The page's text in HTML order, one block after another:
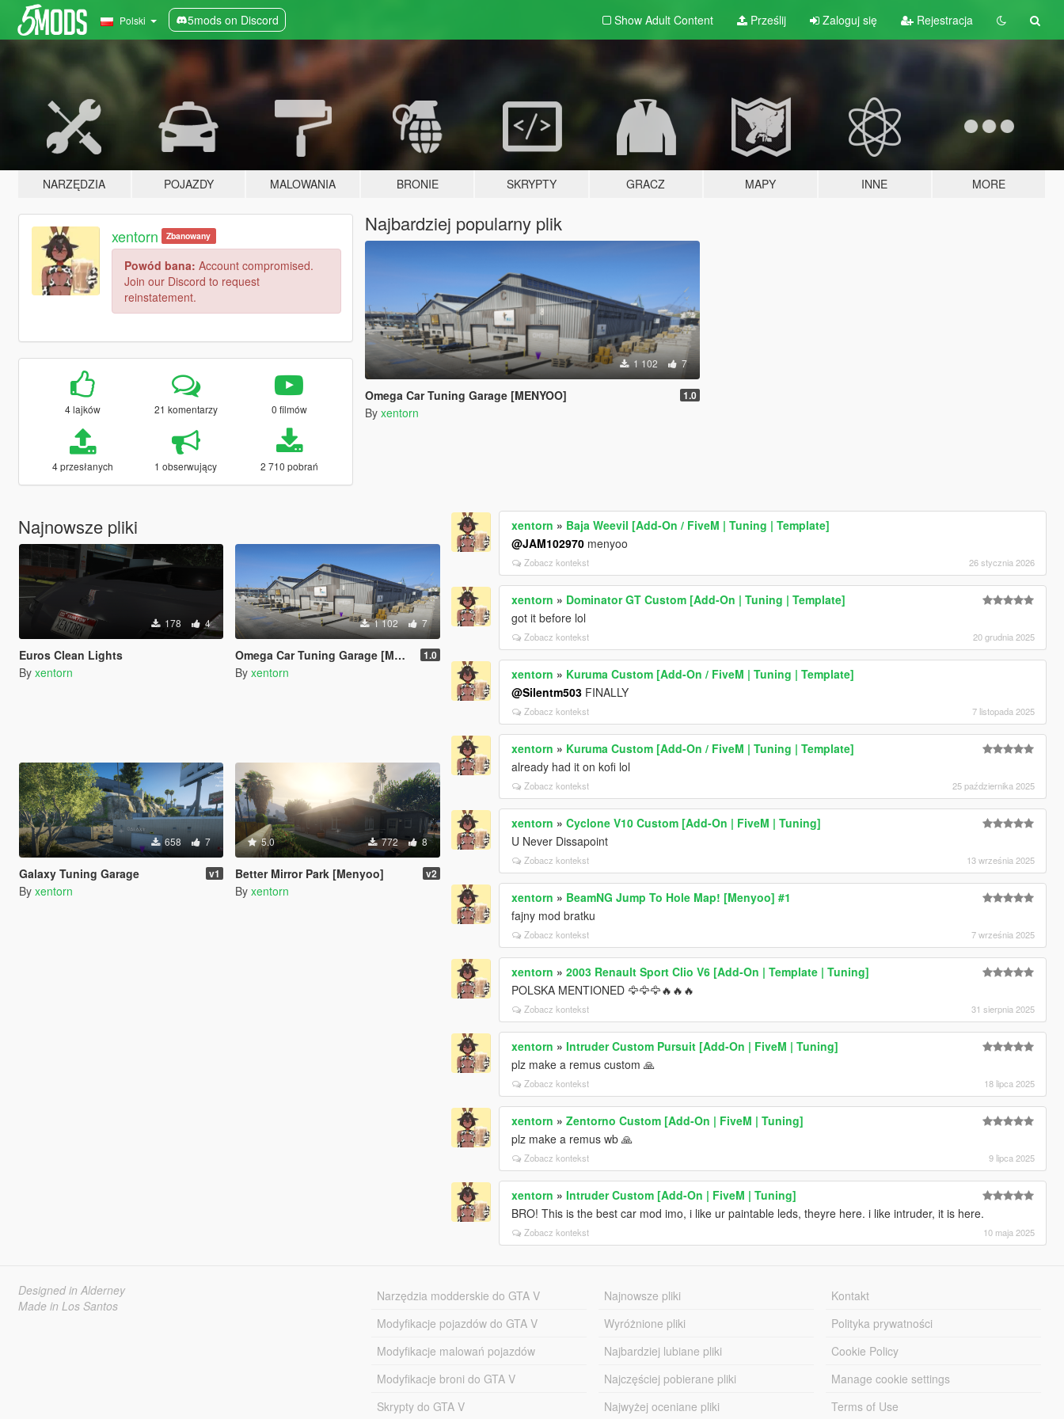
Polski 5mods on Discord Show Adult Content Prześlij Zaloguj się Rejestracja
NARZĘDZIA POJAZDY MALOWANIA BRONIE SKRYPTY GRACZ MAPY INNE MORE
xentorn Zbanowany
Powód bana: Account compromised.
Join our Discord to request
reinstatement.
4 lajków 21 komentarzy 0 filmów
4 przesłanych 1 obserwujący 2 710 pobrań
Najbardziej popularny plik
1 102 7
Omega Car Tuning Garage [MENYOO] 1.0
By xentorn
Najnowsze pliki
178 4
Euros Clean Lights
By xentorn
1 102 7
Omega Car Tuning Garage [MENYOO] 1.0
By xentorn
658 7
Galaxy Tuning Garage v1
By xentorn
5.0 772 8
Better Mirror Park [Menyoo] v2
By xentorn
xentorn » Baja Weevil [Add-On / FiveM | Tuning | Template]
@JAM102970 menyoo
Zobacz kontekst 26 stycznia 2026
xentorn » Dominator GT Custom [Add-On | Tuning | Template]
got it before lol
Zobacz kontekst 20 grudnia 2025
xentorn » Kuruma Custom [Add-On / FiveM | Tuning | Template]
@Silentm503 FINALLY
Zobacz kontekst 7 listopada 2025
xentorn » Kuruma Custom [Add-On / FiveM | Tuning | Template]
already had it on kofi lol
Zobacz kontekst 25 października 2025
xentorn »Cyclone V10 Custom [Add-On | FiveM | Tuning]
U Never Dissapoint
Zobacz kontekst 13 września 2025
xentorn » BeamNG Jump To Hole Map! [Menyoo] #1
fajny mod bratku
Zobacz kontekst 7 września 2025
xentorn »2003 Renault Sport Clio V6 [Add-On | Template | Tuning]
POLSKA MENTIONED 🦅🦅🦅🔥🔥🔥
Zobacz kontekst 31 sierpnia 2025
xentorn »Intruder Custom Pursuit [Add-On | FiveM | Tuning]
plz make a remus custom 🙏
Zobacz kontekst 18 lipca 2025
xentorn »Zentorno Custom [Add-On | FiveM | Tuning]
plz make a remus wb 🙏
Zobacz kontekst 9 lipca 2025
xentorn »Intruder Custom [Add-On | FiveM | Tuning]
BRO! This is the best car mod imo, i like ur paintable leds, theyre here. i like intruder, it is here.
Zobacz kontekst 10 maja 2025
Designed in Alderney
Made in Los Santos
Narzędzia modderskie do GTA V
Modyfikacje pojazdów do GTA V
Modyfikacje malowań pojazdów
Modyfikacje broni do GTA V
Skrypty do GTA V
Najnowsze pliki
Wyróżnione pliki
Najbardziej lubiane pliki
Najczęściej pobierane pliki
Najwyżej oceniane pliki
Kontakt
Polityka prywatności
Cookie Policy
Manage cookie settings
Terms of Use